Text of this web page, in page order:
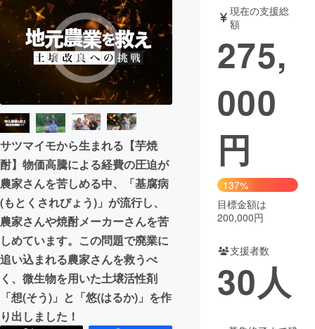
アート・写真 音楽
テクノロジー・ガジェット ゲーム・サ
映像・映画
ビジネス・起業
まちづくり・地域活性化
CAMPFIRE for Social Good
CAMPFIRE Creation
CAMPFIREふるさと納税machi-ya コミュニティ
サツマイモから生まれる【芋焼
酎】物価高騰による経費の圧迫が
農家さんを苦しめる中、「基腐病
(もとくされびょう)」が流行し、
農家さんや焼酎メーカーさんを苦
しめています。この問題で廃業に
追い込まれる農家さんを救うべ
く、微生物を用いた土壌活性剤
「想(そう)」と「悠(はるか)」を作
り出しました！
現在の支援総
額
275,
000
円
137%
目標金額は
200,000円
支援者数
30人